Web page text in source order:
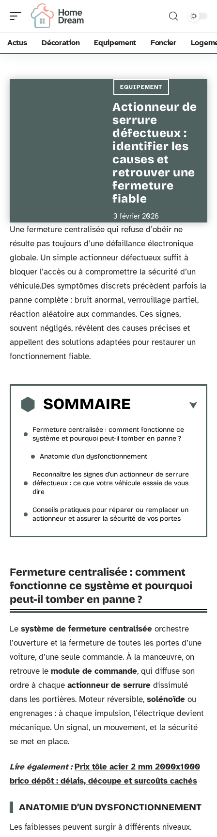
Actus Décoration Equipement Foncier
EQUIPEMENT
Actionneur de
serrure
défectueux :
identifier les
causes et
retrouver une
fermeture
fiable
3 février 2026
Une fermeture centralisée qui refuse d’obéir ne
résulte pas toujours d’une défaillance électronique
globale. Un simple actionneur défectueux suffit à
bloquer l’accès ou à compromettre la sécurité d’un
véhicule.Des symptômes discrets précèdent parfois la
panne complète : bruit anormal, verrouillage partiel,
réaction aléatoire aux commandes. Ces signes,
souvent négligés, révèlent des causes précises et
appellent des solutions adaptées pour restaurer un
fonctionnement fiable.
SOMMAIRE
Fermeture centralisée : comment fonctionne ce
système et pourquoi peut-il tomber en panne ?
Anatomie d’un dysfonctionnement
Reconnaître les signes d’un actionneur de serrure
défectueux : ce que votre véhicule essaie de vous
dire
Conseils pratiques pour réparer ou remplacer un
actionneur et assurer la sécurité de vos portes
Fermeture centralisée : comment
fonctionne ce système et pourquoi
peut-il tomber en panne ?
Le système de fermeture centralisée orchestre
l’ouverture et la fermeture de toutes les portes d’une
voiture, d’une seule commande. À la manœuvre, on
retrouve le module de commande, qui diffuse son
ordre à chaque actionneur de serrure dissimulé
dans les portières. Moteur réversible, solénoïde ou
engrenages : à chaque impulsion, l’électrique devient
mécanique. Un signal, un mouvement, et la sécurité
se met en place.
Lire également : Prix tôle acier 2 mm 2000x1000
brico dépôt : délais, découpe et surcoûts cachés
ANATOMIE D’UN DYSFONCTIONNEMENT
Les faiblesses peuvent surgir à différents niveaux.